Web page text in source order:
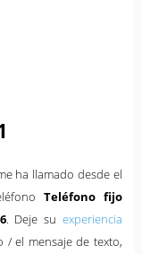
ha llamado desde el
Teléfono fijo
. Deje su experiencia
/ el mensaje de texto,